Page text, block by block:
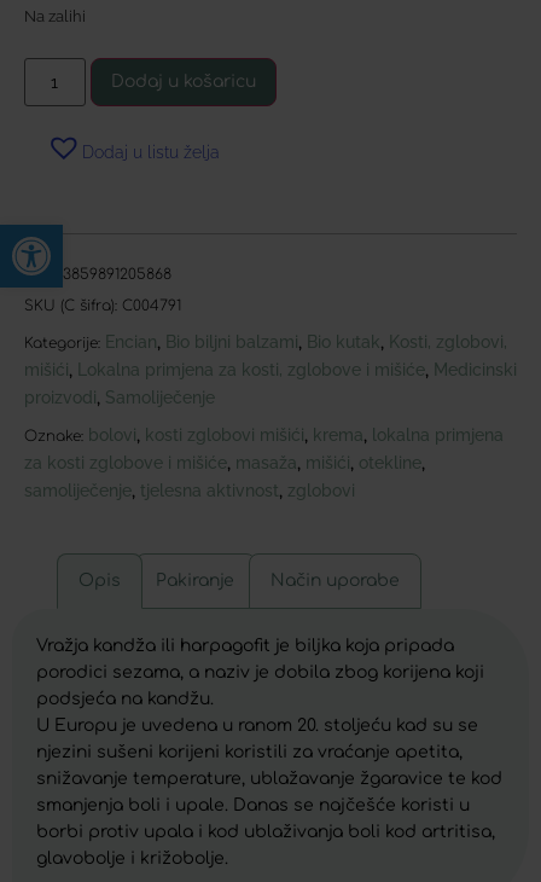
Open toolbar
Na zalihi
Dodaj u košaricu
Dodaj u listu želja
EAN: 3859891205868
SKU (C šifra): C004791
Kategorije: Encian Bio biljni balzami Bio kutak Kosti, zglobovi,
mišići Lokalna primjena za kosti, zglobove i mišiće Medicinski
proizvodi Samoliječenje
Oznake: bolovi kosti zglobovi mišići krema lokalna primjena
za kosti zglobove i mišiće masaža mišići otekline
samoliječenje tjelesna aktivnost zglobovi
Opis Pakiranje Način uporabe
Vražja kandža ili harpagofit je biljka koja pripada
porodici sezama, a naziv je dobila zbog korijena koji
podsjeća na kandžu.
U Europu je uvedena u ranom 20. stoljeću kad su se
njezini sušeni korijeni koristili za vraćanje apetita,
snižavanje temperature, ublažavanje žgaravice te kod
smanjenja boli i upale. Danas se najčešće koristi u
borbi protiv upala i kod ublaživanja boli kod artritisa,
glavobolje i križobolje.